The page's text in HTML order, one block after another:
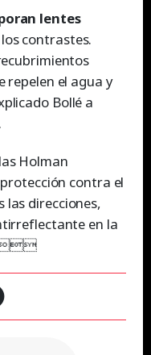
lentes
contrastes.
repelen el agua y
Bollé a
Holman
contra el
direcciones,
en la
